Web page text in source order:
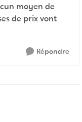
moyen de
de prix vont
Répondre